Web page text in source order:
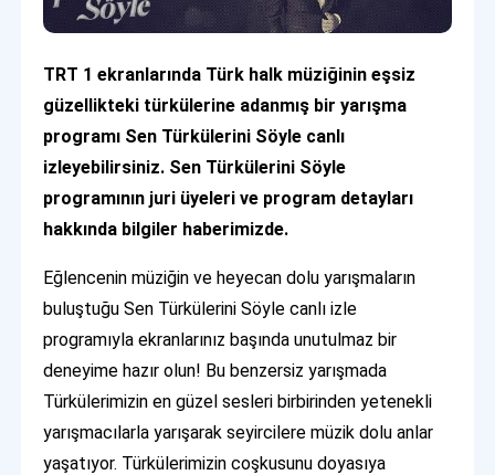
TRT 1 ekranlarında Türk halk müziğinin eşsiz
güzellikteki türkülerine adanmış bir yarışma
programı Sen Türkülerini Söyle canlı
izleyebilirsiniz. Sen Türkülerini Söyle
programının juri üyeleri ve program detayları
hakkında bilgiler haberimizde.
Eğlencenin müziğin ve heyecan dolu yarışmaların
buluştuğu Sen Türkülerini Söyle canlı izle
programıyla ekranlarınız başında unutulmaz bir
deneyime hazır olun! Bu benzersiz yarışmada
Türkülerimizin en güzel sesleri birbirinden yetenekli
yarışmacılarla yarışarak seyircilere müzik dolu anlar
yaşatıyor. Türkülerimizin coşkusunu doyasıya